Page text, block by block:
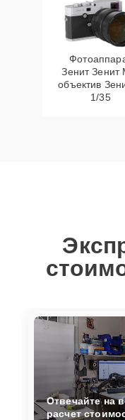
Зенит Зенит
объектив
1/35
Отвечайте на
расчет